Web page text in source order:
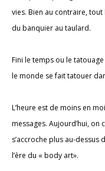
vies. Bien au contraire,
du banquier au taulard.
Fini le temps ou le
le monde se fait tatouer
L’heure est de moins en
messages. Aujourd’hui, on
s’accroche plus au-dessus
l’ère du « body art».